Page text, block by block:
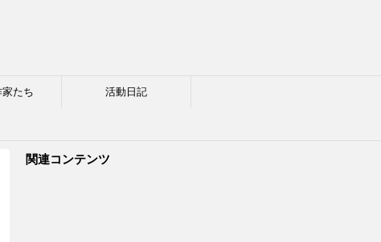
たち 活動日記
関連コンテンツ